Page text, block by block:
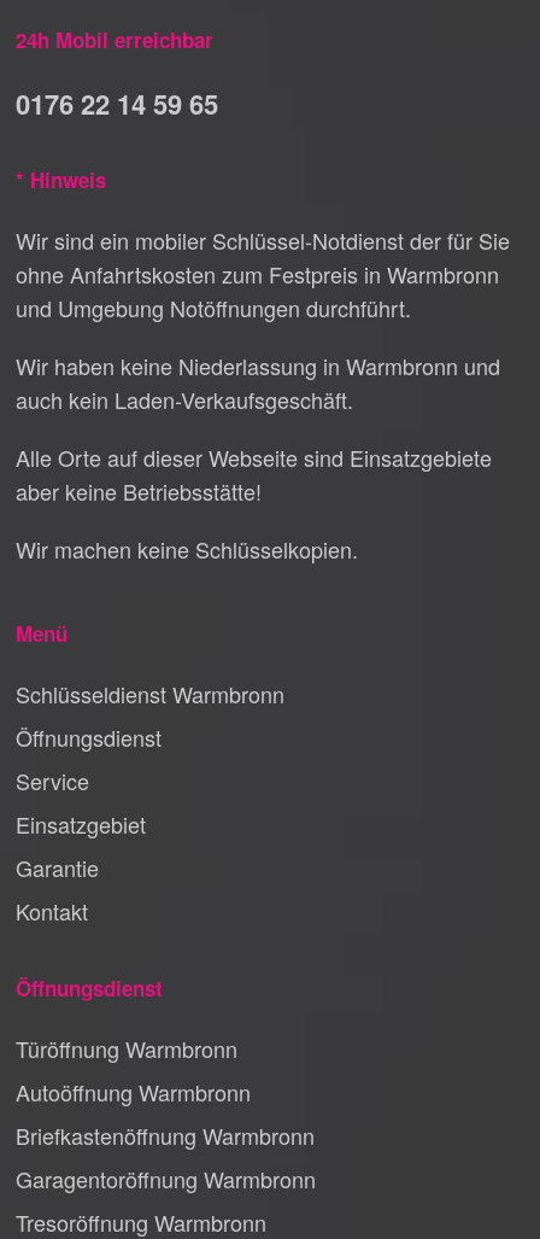
24h Mobil erreichbar
0176 22 14 59 65
* Hinweis
Wir sind ein mobiler Schlüssel-Notdienst der für Sie
ohne Anfahrtskosten zum Festpreis in Warmbronn
und Umgebung Notöffnungen durchführt.
Wir haben keine Niederlassung in Warmbronn und
auch kein Laden-Verkaufsgeschäft.
Alle Orte auf dieser Webseite sind Einsatzgebiete
aber keine Betriebsstätte!
Wir machen keine Schlüsselkopien.
Menü
Schlüsseldienst Warmbronn
Öffnungsdienst
Service
Einsatzgebiet
Garantie
Kontakt
Öffnungsdienst
Türöffnung Warmbronn
Autoöffnung Warmbronn
Briefkastenöffnung Warmbronn
Garagentoröffnung Warmbronn
Tresoröffnung Warmbronn